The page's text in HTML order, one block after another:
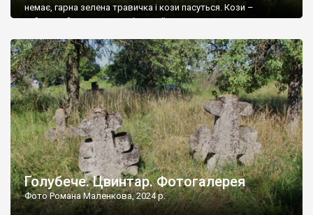
немає, гарна зелена травичка і кози пасуться. Кози –
найкращий регулятор шкідливої, для старих кладовищ,
бруньками, кози ті бруньки обгризають, бо то улюблений
делікатес. На цвинтарі у Голубечому ціла колекція
різноманітних форм хрестів. Село відносно невелике, […]
Голубече. Цвинтар. Фотогалерея
Фото Романа Маленкова, 2024 р.